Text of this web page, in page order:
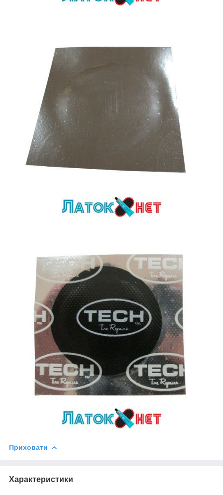
Приховати
Характеристики